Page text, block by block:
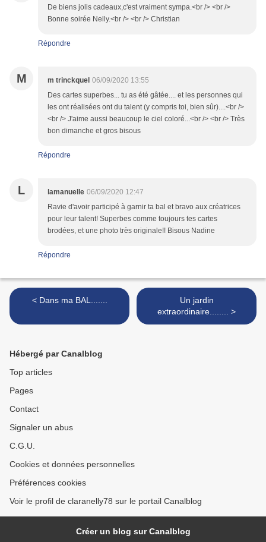
De biens jolis cadeaux,c'est vraiment sympa.<br /> <br />
Bonne soirée Nelly.<br /> <br /> Christian
Répondre
M m trinckquel 06/09/2020 13:55
Des cartes superbes... tu as été gâtée.... et les personnes qui
les ont réalisées ont du talent (y compris toi, bien sûr)....<br />
<br /> J'aime aussi beaucoup le ciel coloré...<br /> <br /> Très
bon dimanche et gros bisous
Répondre
L lamanuelle 06/09/2020 12:47
Ravie d'avoir participé à garnir ta bal et bravo aux créatrices
pour leur talent! Superbes comme toujours tes cartes
brodées, et une photo très originale!! Bisous Nadine
Répondre
< Dans ma BAL.......
Un jardin
extraordinaire........ >
Hébergé par Canalblog
Top articles
Pages
Contact
Signaler un abus
C.G.U.
Cookies et données personnelles
Préférences cookies
Voir le profil de claranelly78 sur le portail Canalblog
Créer un blog sur Canalblog